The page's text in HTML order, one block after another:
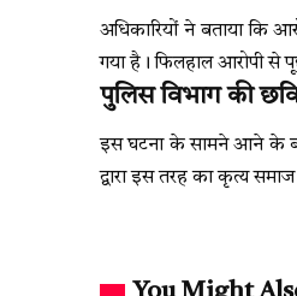
अधिकारियों ने बताया कि
गया है। फिलहाल आरोपी से
पुलिस विभाग की
इस घटना के सामने आने के
द्वारा इस तरह का कृत्य